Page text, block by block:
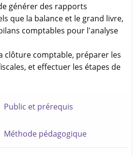
générer des rapports
que la balance et le grand livre,
comptables pour l'analyse
clôture comptable, préparer les
et effectuer les étapes de
Public et prérequis
Méthode pédagogique